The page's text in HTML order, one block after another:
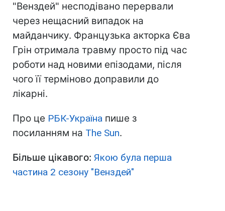
"Венздей" несподівано перервали
через нещасний випадок на
майданчику. Французька акторка Єва
Грін отримала травму просто під час
роботи над новими епізодами, після
чого її терміново доправили до
лікарні.
Про це РБК-Україна пише з
посиланням на The Sun.
Більше цікавого: Якою була перша
частина 2 сезону "Венздей"